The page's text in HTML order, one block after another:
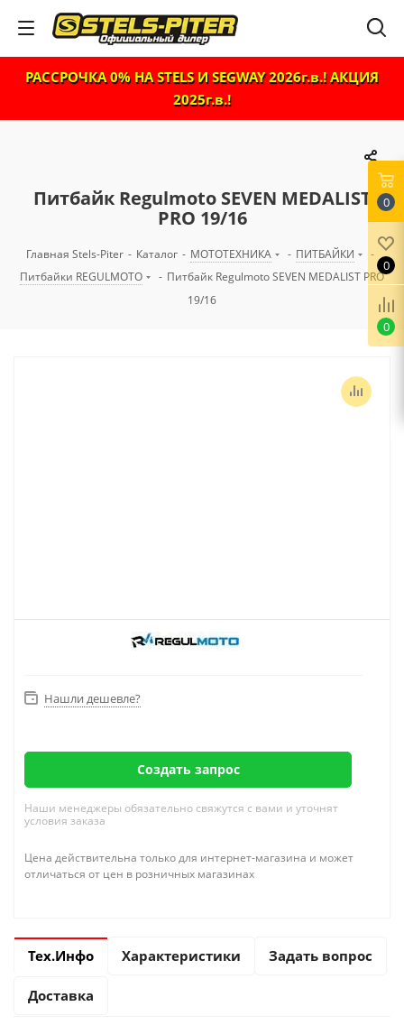
РАССРОЧКА 0% НА STELS И SEGWAY 2026г.в.! АКЦИЯ
2025г.в.!
Питбайк Regulmoto SEVEN MEDALIST
PRO 19/16
Главная Stels-Piter - Каталог - МОТОТЕХНИКА - ПИТБАЙКИ
-
Питбайки REGULMOTO
- Питбайк Regulmoto SEVEN MEDALIST PRO
19/16
Нашли дешевле?
Создать запрос
Наши менеджеры обязательно свяжутся с вами и уточнят
условия заказа
Цена действительна только для интернет-магазина и может
отличаться от цен в розничных магазинах
Тех.Инфо Характеристики Задать вопрос
Доставка
0
0
0